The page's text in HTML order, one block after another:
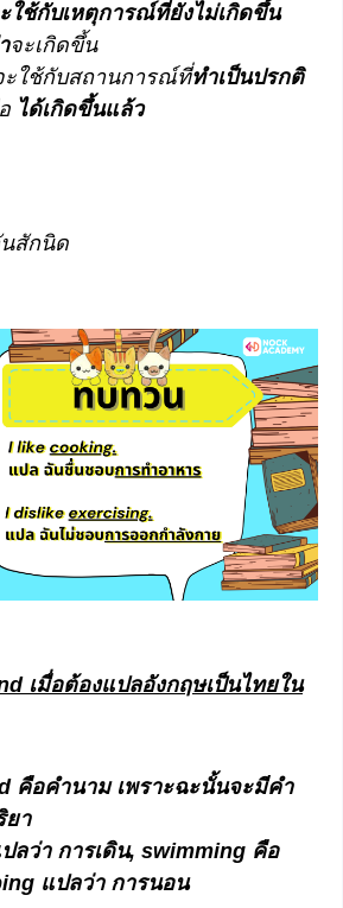
ใช้กับเหตุการณ์ที่ยังไม่เกิดขึ้น
จะเกิดขึ้น
ะใช้กับสถานการณ์ที่ทำเป็นปรกติ
ได้เกิดขึ้นแล้ว
สักนิด
เมื่อต้องแปลอังกฤษเป็นไทยใน
คือคำนาม เพราะฉะนั้นจะมีคำ
ยา
ลว่า การเดิน, swimming คือ
แปลว่า การนอน